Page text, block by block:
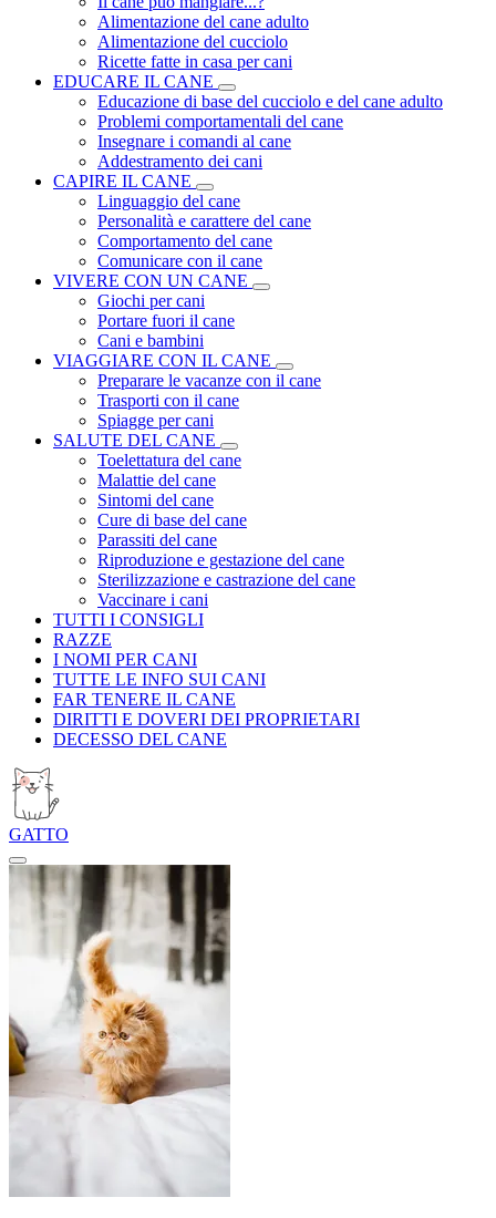
Alimentazione del cane adulto
Alimentazione del cucciolo
Ricette fatte in casa per cani
EDUCARE IL CANE
Educazione di base del cucciolo e del cane adulto
Problemi comportamentali del cane
Insegnare i comandi al cane
Addestramento dei cani
CAPIRE IL CANE
Linguaggio del cane
Personalità e carattere del cane
Comportamento del cane
Comunicare con il cane
VIVERE CON UN CANE
Giochi per cani
Portare fuori il cane
Cani e bambini
VIAGGIARE CON IL CANE
Preparare le vacanze con il cane
Trasporti con il cane
Spiagge per cani
SALUTE DEL CANE
Toelettatura del cane
Malattie del cane
Sintomi del cane
Cure di base del cane
Parassiti del cane
Riproduzione e gestazione del cane
Sterilizzazione e castrazione del cane
Vaccinare i cani
TUTTI I CONSIGLI
RAZZE
I NOMI PER CANI
TUTTE LE INFO SUI CANI
FAR TENERE IL CANE
DIRITTI E DOVERI DEI PROPRIETARI
DECESSO DEL CANE
GATTO